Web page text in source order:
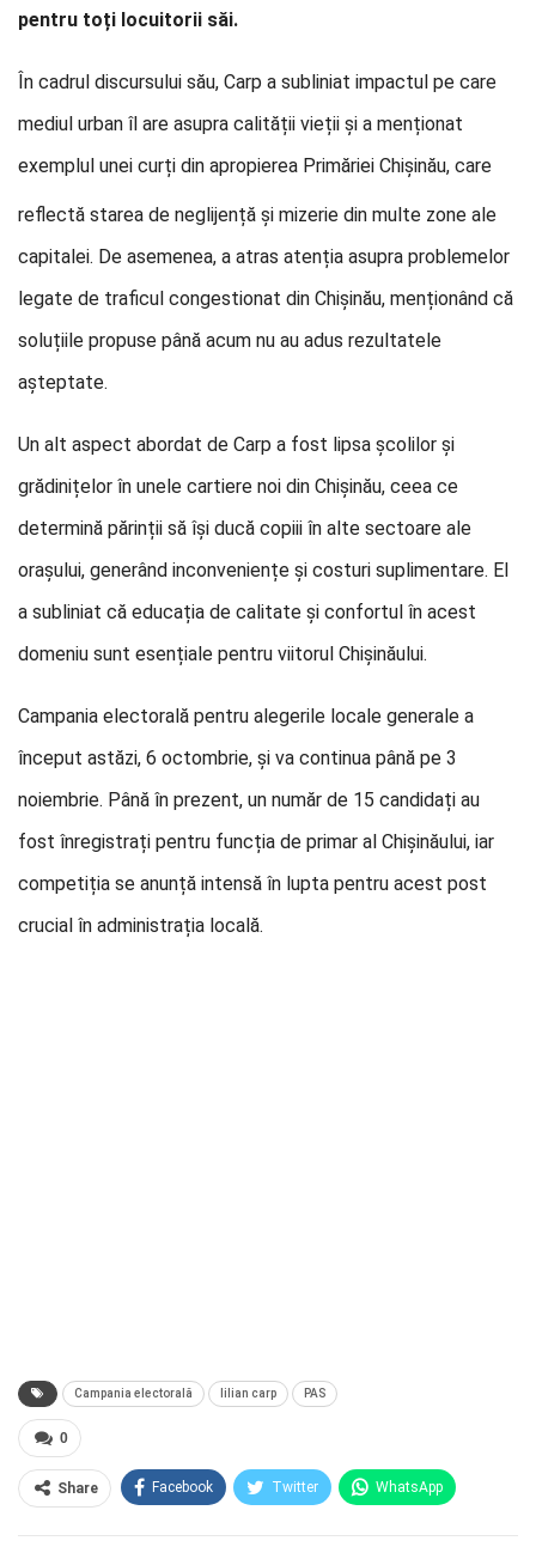
pentru toți locuitorii săi.
În cadrul discursului său, Carp a subliniat impactul pe care
mediul urban îl are asupra calității vieții și a menționat
exemplul unei curți din apropierea Primăriei Chișinău, care
reflectă starea de neglijență și mizerie din multe zone ale
capitalei. De asemenea, a atras atenția asupra problemelor
legate de traficul congestionat din Chișinău, menționând că
soluțiile propuse până acum nu au adus rezultatele
așteptate.
Un alt aspect abordat de Carp a fost lipsa școlilor și
grădinițelor în unele cartiere noi din Chișinău, ceea ce
determină părinții să își ducă copiii în alte sectoare ale
orașului, generând inconveniențe și costuri suplimentare. El
a subliniat că educația de calitate și confortul în acest
domeniu sunt esențiale pentru viitorul Chișinăului.
Campania electorală pentru alegerile locale generale a
început astăzi, 6 octombrie, și va continua până pe 3
noiembrie. Până în prezent, un număr de 15 candidați au
fost înregistrați pentru funcția de primar al Chișinăului, iar
competiția se anunță intensă în lupta pentru acest post
crucial în administrația locală.
Campania electorală lilian carp PAS
0
Share Facebook Twitter WhatsApp